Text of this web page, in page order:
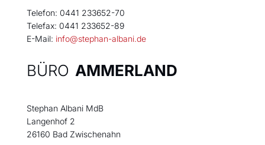
Telefon: 0441 233652-70
Telefax: 0441 233652-89
E-Mail: info@stephan-albani.de
BÜRO AMMERLAND
Stephan Albani MdB
Langenhof 2
26160 Bad Zwischenahn